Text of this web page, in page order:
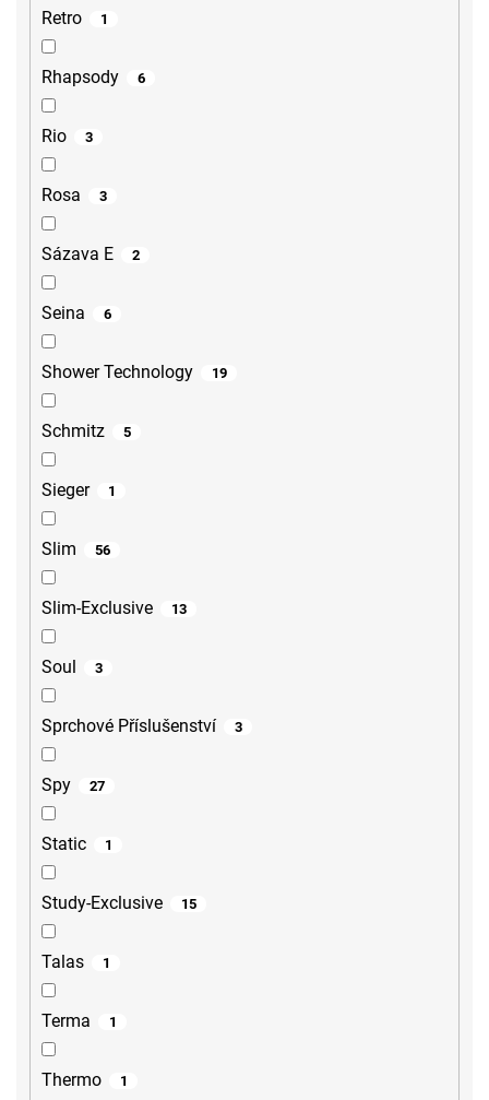
Retro 1
Rhapsody 6
Rio 3
Rosa 3
Sázava E 2
Seina 6
Shower Technology 19
Schmitz 5
Sieger 1
Slim 56
Slim-Exclusive 13
Soul 3
Sprchové Příslušenství 3
Spy 27
Static 1
Study-Exclusive 15
Talas 1
Terma 1
Thermo 1